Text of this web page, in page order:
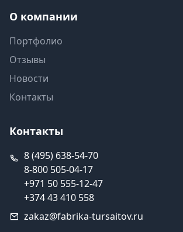
О компании
Портфолио
Отзывы
Новости
Контакты
Контакты
8 (495) 638-54-70
8-800 505-04-17
+971 50 555-12-47
+374 43 410 558
zakaz@fabrika-tursaitov.ru